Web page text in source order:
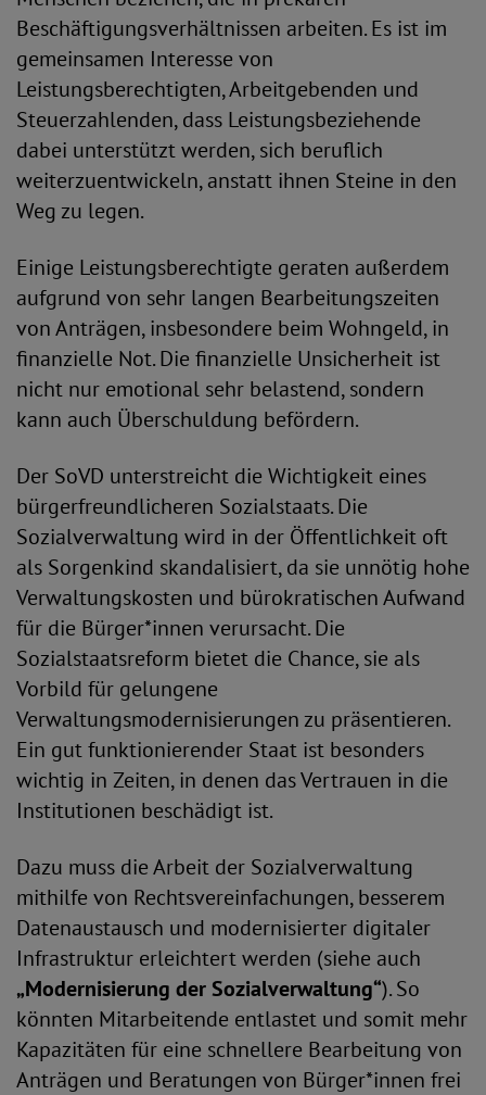
Beschäftigungsverhältnissen arbeiten. Es ist im
gemeinsamen Interesse von
Leistungsberechtigten, Arbeitgebenden und
Steuerzahlenden, dass Leistungsbeziehende
dabei unterstützt werden, sich beruflich
weiterzuentwickeln, anstatt ihnen Steine in den
Weg zu legen.
Einige Leistungsberechtigte geraten außerdem
aufgrund von sehr langen Bearbeitungszeiten
von Anträgen, insbesondere beim Wohngeld, in
finanzielle Not. Die finanzielle Unsicherheit ist
nicht nur emotional sehr belastend, sondern
kann auch Überschuldung befördern.
Der SoVD unterstreicht die Wichtigkeit eines
bürgerfreundlicheren Sozialstaats. Die
Sozialverwaltung wird in der Öffentlichkeit oft
als Sorgenkind skandalisiert, da sie unnötig hohe
Verwaltungskosten und bürokratischen Aufwand
für die Bürger*innen verursacht. Die
Sozialstaatsreform bietet die Chance, sie als
Vorbild für gelungene
Verwaltungsmodernisierungen zu präsentieren.
Ein gut funktionierender Staat ist besonders
wichtig in Zeiten, in denen das Vertrauen in die
Institutionen beschädigt ist.
Dazu muss die Arbeit der Sozialverwaltung
mithilfe von Rechtsvereinfachungen, besserem
Datenaustausch und modernisierter digitaler
Infrastruktur erleichtert werden (siehe auch
„Modernisierung der Sozialverwaltung“). So
könnten Mitarbeitende entlastet und somit mehr
Kapazitäten für eine schnellere Bearbeitung von
Anträgen und Beratungen von Bürger*innen frei